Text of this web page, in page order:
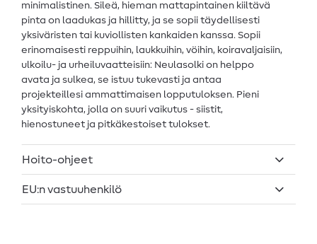
minimalistinen. Sileä, hieman mattapintainen kiiltävä
pinta on laadukas ja hillitty, ja se sopii täydellisesti
yksiväristen tai kuviollisten kankaiden kanssa. Sopii
erinomaisesti reppuihin, laukkuihin, vöihin, koiravaljaisiin,
ulkoilu- ja urheiluvaatteisiin: Neulasolki on helppo
avata ja sulkea, se istuu tukevasti ja antaa
projekteillesi ammattimaisen lopputuloksen. Pieni
yksityiskohta, jolla on suuri vaikutus - siistit,
hienostuneet ja pitkäkestoiset tulokset.
Hoito-ohjeet
EU:n vastuuhenkilö